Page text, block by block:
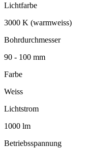
Lichtfarbe
3000 K (warmweiss)
Bohrdurchmesser
90 - 100 mm
Farbe
Weiss
Lichtstrom
1000 lm
Betriebsspannung